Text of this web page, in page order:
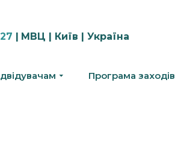
| МВЦ | Київ | Україна
Програма заходів